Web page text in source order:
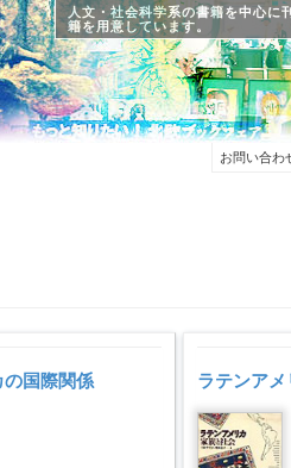
人文・社会科学系の書籍を中心に
籍を用意しています。
お問い合わ
の国際関係 ラテンア